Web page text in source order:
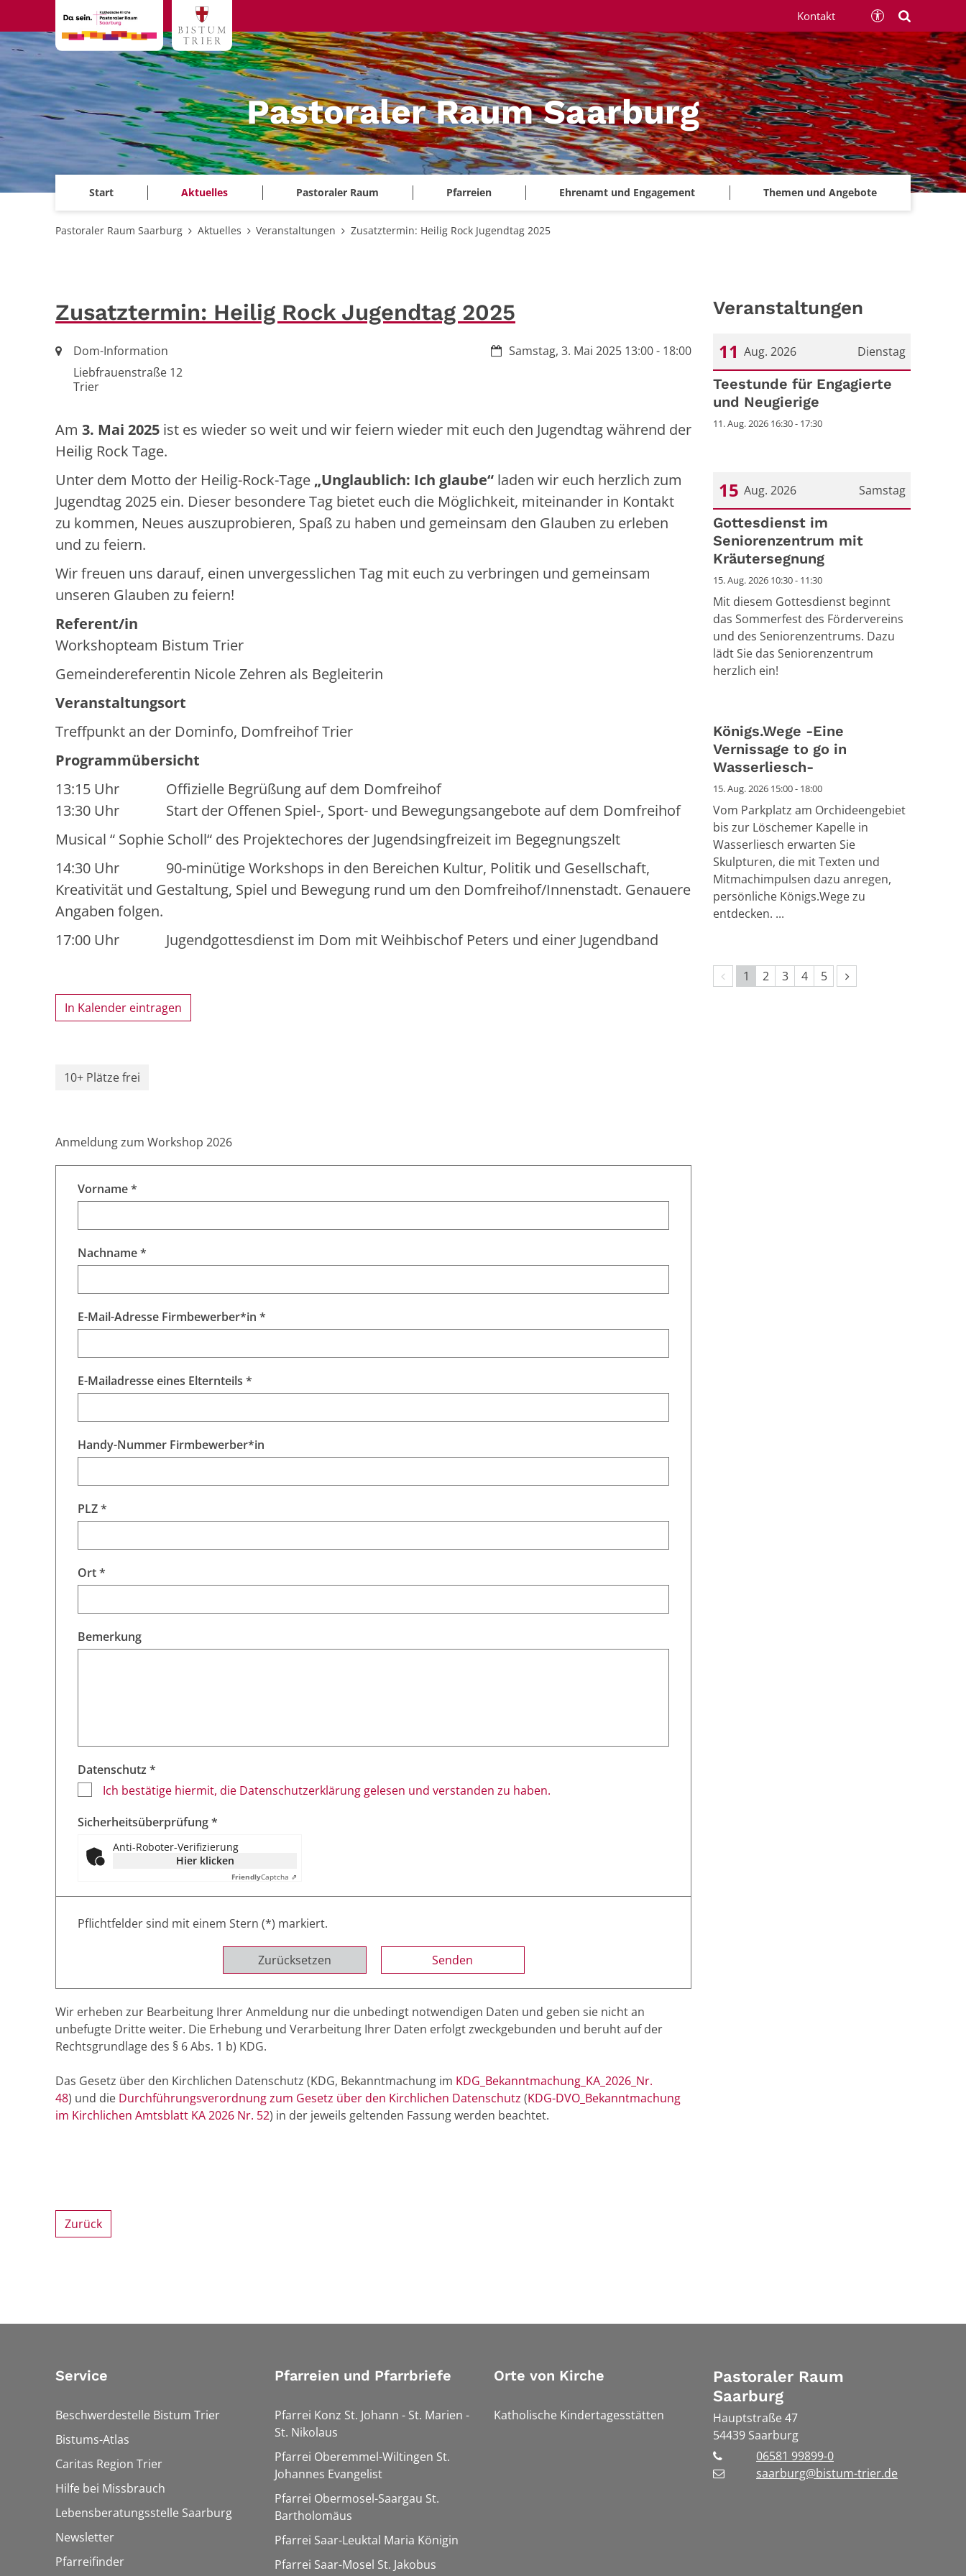
Zum Inhalt springen
Pastoraler Raum Saarburg
Start Aktuelles Pastoraler Raum Pfarreien Ehrenamt und Engagement Themen und Angebote
Kontakt
Pastoraler Raum Saarburg Aktuelles Veranstaltungen Zusatztermin: Heilig Rock Jugendtag 2025
Zusatztermin: Heilig Rock Jugendtag 2025
Datum:
Samstag, 3. Mai 2025 13:00 - 18:00
Ort:Dom-Information
Liebfrauenstraße 12
Trier
Am 3. Mai 2025 ist es wieder so weit und wir feiern wieder mit euch den Jugendtag während der
Heilig Rock Tage.
Unter dem Motto der Heilig-Rock-Tage „Unglaublich: Ich glaube“ laden wir euch herzlich zum
Jugendtag 2025 ein. Dieser besondere Tag bietet euch die Möglichkeit, miteinander in Kontakt
zu kommen, Neues auszuprobieren, Spaß zu haben und gemeinsam den Glauben zu erleben
und zu feiern.
Wir freuen uns darauf, einen unvergesslichen Tag mit euch zu verbringen und gemeinsam
unseren Glauben zu feiern!
Referent/in
Workshopteam Bistum Trier
Gemeindereferentin Nicole Zehren als Begleiterin
Veranstaltungsort
Treffpunkt an der Dominfo, Domfreihof Trier
Programmübersicht
13:15 Uhr Offizielle Begrüßung auf dem Domfreihof
13:30 Uhr Start der Offenen Spiel-, Sport- und Bewegungsangebote auf dem Domfreihof
Musical “ Sophie Scholl“ des Projektechores der Jugendsingfreizeit im Begegnungszelt
14:30 Uhr 90-minütige Workshops in den Bereichen Kultur, Politik und Gesellschaft,
Kreativität und Gestaltung, Spiel und Bewegung rund um den Domfreihof/Innenstadt. Genauere
Angaben folgen.
17:00 Uhr Jugendgottesdienst im Dom mit Weihbischof Peters und einer Jugendband
In Kalender eintragen
10+ Plätze frei
Anmeldung zum Workshop 2026
Vorname *
Nachname *
E-Mail-Adresse Firmbewerber*in *
E-Mailadresse eines Elternteils *
Handy-Nummer Firmbewerber*in
PLZ *
Ort *
Bemerkung
Datenschutz *
Ich bestätige hiermit, die Datenschutzerklärung gelesen und verstanden zu haben.
Sicherheitsüberprüfung *
Anti-Roboter-Verifizierung
Hier klicken
FriendlyCaptcha ⇗
Pflichtfelder sind mit einem Stern (*) markiert.
Zurücksetzen
Wir erheben zur Bearbeitung Ihrer Anmeldung nur die unbedingt notwendigen Daten und geben sie nicht an
unbefugte Dritte weiter. Die Erhebung und Verarbeitung Ihrer Daten erfolgt zweckgebunden und beruht auf der
Rechtsgrundlage des § 6 Abs. 1 b) KDG.
Das Gesetz über den Kirchlichen Datenschutz (KDG, Bekanntmachung im KDG_Bekanntmachung_KA_2026_Nr.
48) und die Durchführungsverordnung zum Gesetz über den Kirchlichen Datenschutz (​​KDG-DVO_Bekanntmachung
im Kirchlichen Amtsblatt KA 2026 Nr. 52) in der jeweils geltenden Fassung werden beachtet.
Veranstaltungen
Dienstag
11 Aug. 2026
Datum: 11. August 2026
Teestunde für Engagierte
und Neugierige
11. Aug. 2026 16:30 - 17:30
Samstag
15 Aug. 2026
Datum: 15. August 2026
Gottesdienst im
Seniorenzentrum mit
Kräutersegnung
15. Aug. 2026 10:30 - 11:30
Mit diesem Gottesdienst beginnt
das Sommerfest des Fördervereins
und des Seniorenzentrums. Dazu
lädt Sie das Seniorenzentrum
herzlich ein!
Königs.Wege -Eine
Vernissage to go in
Wasserliesch-
15. Aug. 2026 15:00 - 18:00
Vom Parkplatz am Orchideengebiet
bis zur Löschemer Kapelle in
Wasserliesch erwarten Sie
Skulpturen, die mit Texten und
Mitmachimpulsen dazu anregen,
persönliche Königs.Wege zu
entdecken. ...
Vorherige Seite
1 2 3 4 5 Nächste Seite
Zurück
Service
Beschwerdestelle Bistum Trier
Bistums-Atlas
Caritas Region Trier
Hilfe bei Missbrauch
Lebensberatungsstelle Saarburg
Newsletter
Pfarreifinder
Pfarreien und Pfarrbriefe
Pfarrei Konz St. Johann - St. Marien -
St. Nikolaus
Pfarrei Oberemmel-Wiltingen St.
Johannes Evangelist
Pfarrei Obermosel-Saargau St.
Bartholomäus
Pfarrei Saar-Leuktal Maria Königin
Pfarrei Saar-Mosel St. Jakobus
Orte von Kirche
Katholische Kindertagesstätten
Pastoraler Raum
Saarburg
Hauptstraße 47
54439 Saarburg
06581 99899-0
saarburg@bistum-trier.de